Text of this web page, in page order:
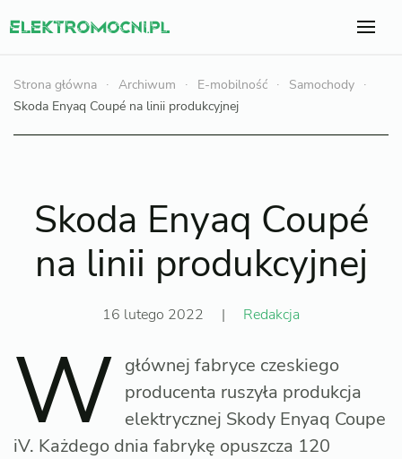
Strona główna Archiwum E-mobilność
Samochody
Skoda Enyaq Coupé na linii produkcyjnej
Skoda Enyaq Coupé
na linii produkcyjnej
16 lutego 2022 | Redakcja
W głównej fabryce czeskiego
producenta ruszyła produkcja
elektrycznej Skody Enyaq Coupe
iV. Każdego dnia fabrykę opuszcza 120